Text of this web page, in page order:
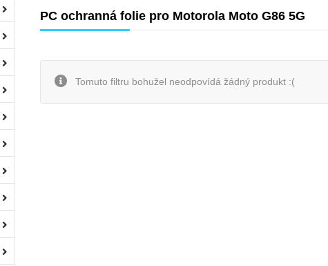
PC ochranná folie pro Motorola Moto G86 5G
Tomuto filtru bohužel neodpovídá žádný produkt :(